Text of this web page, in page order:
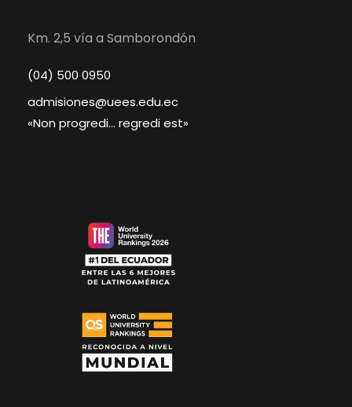
Km. 2,5 vía a Samborondón
(04) 500 0950
admisiones@uees.edu.ec
«Non progredi… regredi est»